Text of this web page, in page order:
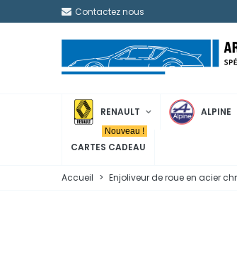
Contactez nous
RENAULT ALPINE
CARTES CADEAU
Nouveau !
Accueil > Enjoliveur de roue en acier